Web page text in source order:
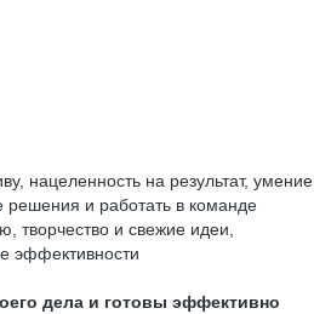
нацеленность на результат, умение
решения и работать в команде
творчество и свежие идеи,
эффективности
дела и готовы эффективно